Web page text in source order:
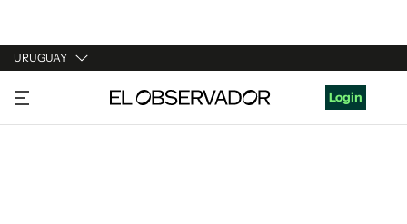
URUGUAY
URUGUAY
ARGENTINA
Login